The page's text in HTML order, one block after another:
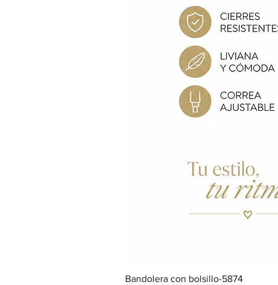
Bandolera con bolsillo-5874